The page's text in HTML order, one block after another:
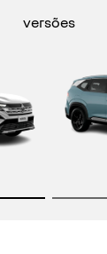
versões